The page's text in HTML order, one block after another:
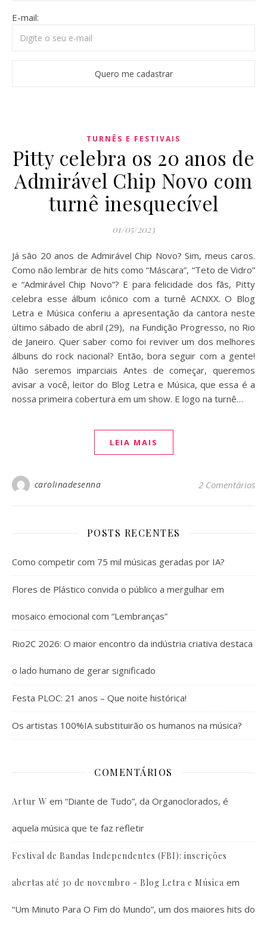
E-mail:
TURNÊS E FESTIVAIS
Pitty celebra os 20 anos de
Admirável Chip Novo com
turnê inesquecível
01/05/2023
Já são 20 anos de Admirável Chip Novo? Sim, meus caros.
Como não lembrar de hits como “Máscara”, “Teto de Vidro”
e “Admirável Chip Novo”? E para felicidade dos fãs, Pitty
celebra esse álbum icônico com a turnê ACNXX. O Blog
Letra e Música conferiu a apresentação da cantora neste
último sábado de abril (29), na Fundição Progresso, no Rio
de Janeiro. Quer saber como foi reviver um dos melhores
álbuns do rock nacional? Então, bora seguir com a gente!
Não seremos imparciais Antes de começar, queremos
avisar a você, leitor do Blog Letra e Música, que essa é a
nossa primeira cobertura em um show. E logo na turnê…
LEIA MAIS
carolinadesenna 2 Comentários
POSTS RECENTES
Como competir com 75 mil músicas geradas por IA?
Flores de Plástico convida o público a mergulhar em
mosaico emocional com “Lembranças”
Rio2C 2026: O maior encontro da indústria criativa destaca
o lado humano de gerar significado
Festa PLOC: 21 anos – Que noite histórica!
Os artistas 100%IA substituirão os humanos na música?
COMENTÁRIOS
Artur W em “Diante de Tudo”, da Organoclorados, é
aquela música que te faz refletir
Festival de Bandas Independentes (FBI): inscrições
abertas até 30 de novembro - Blog Letra e Música em
“Um Minuto Para O Fim do Mundo”, um dos maiores hits do